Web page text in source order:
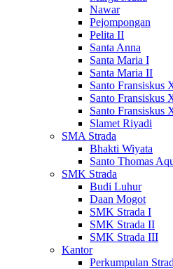
Nawar
Pejompongan
Pelita II
Santa Anna
Santa Maria I
Santa Maria II
Santo Fransiskus
Santo Fransiskus
Santo Fransiskus
Slamet Riyadi
SMA Strada
Bhakti Wiyata
Santo Thomas
SMK Strada
Budi Luhur
Daan Mogot
SMK Strada I
SMK Strada II
SMK Strada III
Kantor
Perkumpulan